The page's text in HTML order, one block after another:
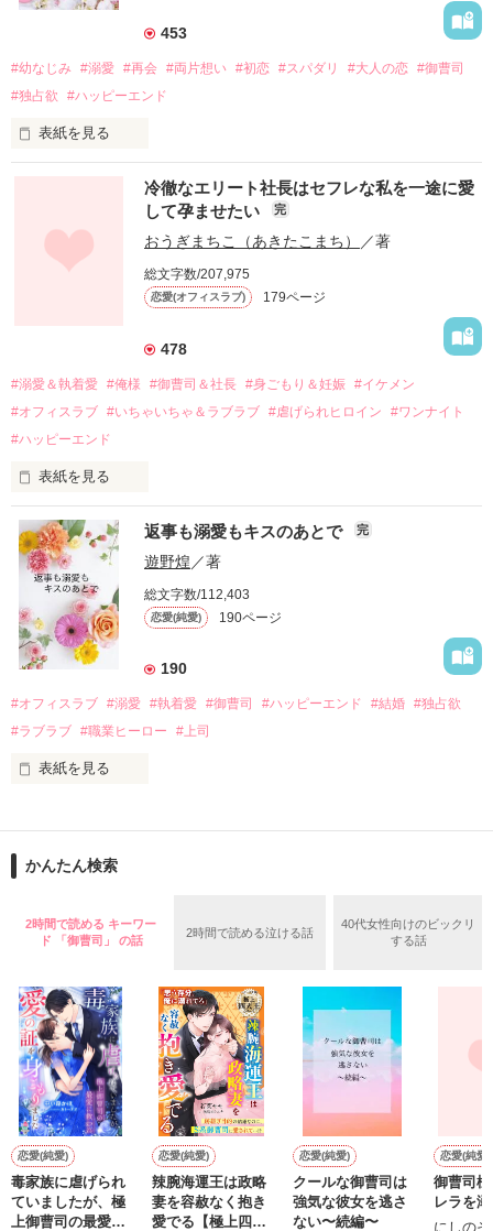
453
#幼なじみ #溺愛 #再会 #両片想い #初恋 #スパダリ #大人の恋 #御曹司
#独占欲
#ハッピーエンド
表紙を見る
幼なじみの哲平に淡い恋心を抱いていた美桜。
しかし、ある出来事をきっかけに二人の関係は壊れてしまう。
関係修復もできないまま、美桜は両親の離婚によって
引っ越すことになり、哲平とも離れ離れになった。
それから約十二年後。
過去の傷から、二度と会いたくないと思っていた哲平に
運命のような再会を果たす。
酔った勢いで一夜を共にしてしまった。
さらに、美桜が初めてだと知った哲平は
『責任をとる、結婚しよう』と真っ直ぐに告げてきた。
戸惑う美桜とは裏腹に、好きという気持ちを隠すことなく
甘やかしてくる。
そんなある日、哲平は美桜がストーカー被害に
遭っていることを知る。
美桜を守るため、哲平は同居を提案してきて――。
夏木美桜(なつきみお)
鳴海哲平 (なるみてっぺい)
2026.6.5～2026.7.25
＊以前、公開していた話の改稿版です＊
作品を読む
冷徹なエリート社長はセフレな私を一途に愛
して孕ませたい
完
おうぎまちこ（あきたこまち） ／著
総文字数/207,975
恋愛(オフィスラブ) 179ページ
478
#溺愛＆執着愛 #俺様 #御曹司＆社長 #身ごもり＆妊娠 #イケメン
#オフィスラブ #いちゃいちゃ＆ラブラブ #虐げられヒロイン
#ワンナイト
#ハッピーエンド
表紙を見る
おかしな噂を流されて前の職場でうまくいかなかった梅田美
桜は、海外で傷心旅行をしていたところ、日本人美青年と出会
い、酒の勢いもあり一夜限りの関係となる。
帰国後、美桜は新しい職場でワンナイトした美青年と再会。
なんと彼の正体は、とある財閥御曹司にも関わらず、一族を離
れて起業した新進気鋭の実業家、社内でも冷徹だと評判な社長
――御影恭司その人だったのだ――！
なぜか恭司から飼い猫の世話係を命じられた美桜は、猫の世
の関係となってしまい――？
返事も溺愛もキスのあとで 完
遊野煌 ／著
総文字数/112,403
恋愛(純愛) 190ページ
190
#オフィスラブ #溺愛 #執着愛 #御曹司 #ハッピーエンド #結婚 #独占欲
#ラブラブ #職業ヒーロー #上司
表紙を見る
ションの企画戦略室で働いている。
めた、同期で恋人の石垣守（26）がいるのだが、後輩の姫原由
いた。
守と由羅から『便利屋雛子』と馬鹿にされ、一人こっそり泣い
た上、同居まで提案してきて──？
鷹哉『宜しくな、俺の雛子』🦅
雛子『俺の……ひぃ、雛子？！！！』🐥
シゴデキで冷徹な上司が見せる素顔は、なぜか想像以上に甘く
て……🐥💓🦅
※表紙も作中使用の画像も全てフリー素材です。
※執筆期間2026.6.3〜7.20完結です。
かんたん検索
2時間で読める キーワー
ド 「御曹司」 の話
2時間で読める泣ける話
40代女性向けのビックリ
する話
恋愛(純愛)
毒家族に虐げられ
ていましたが、極
上御曹司の最愛に
恋愛(純愛)
辣腕海運王は政略
妻を容赦なく抱き
愛でる【極上四天
恋愛(純愛)
クールな御曹司は
強気な彼女を逃さ
ない〜続編〜
恋愛(純愛)
御曹司
レラを
にしの